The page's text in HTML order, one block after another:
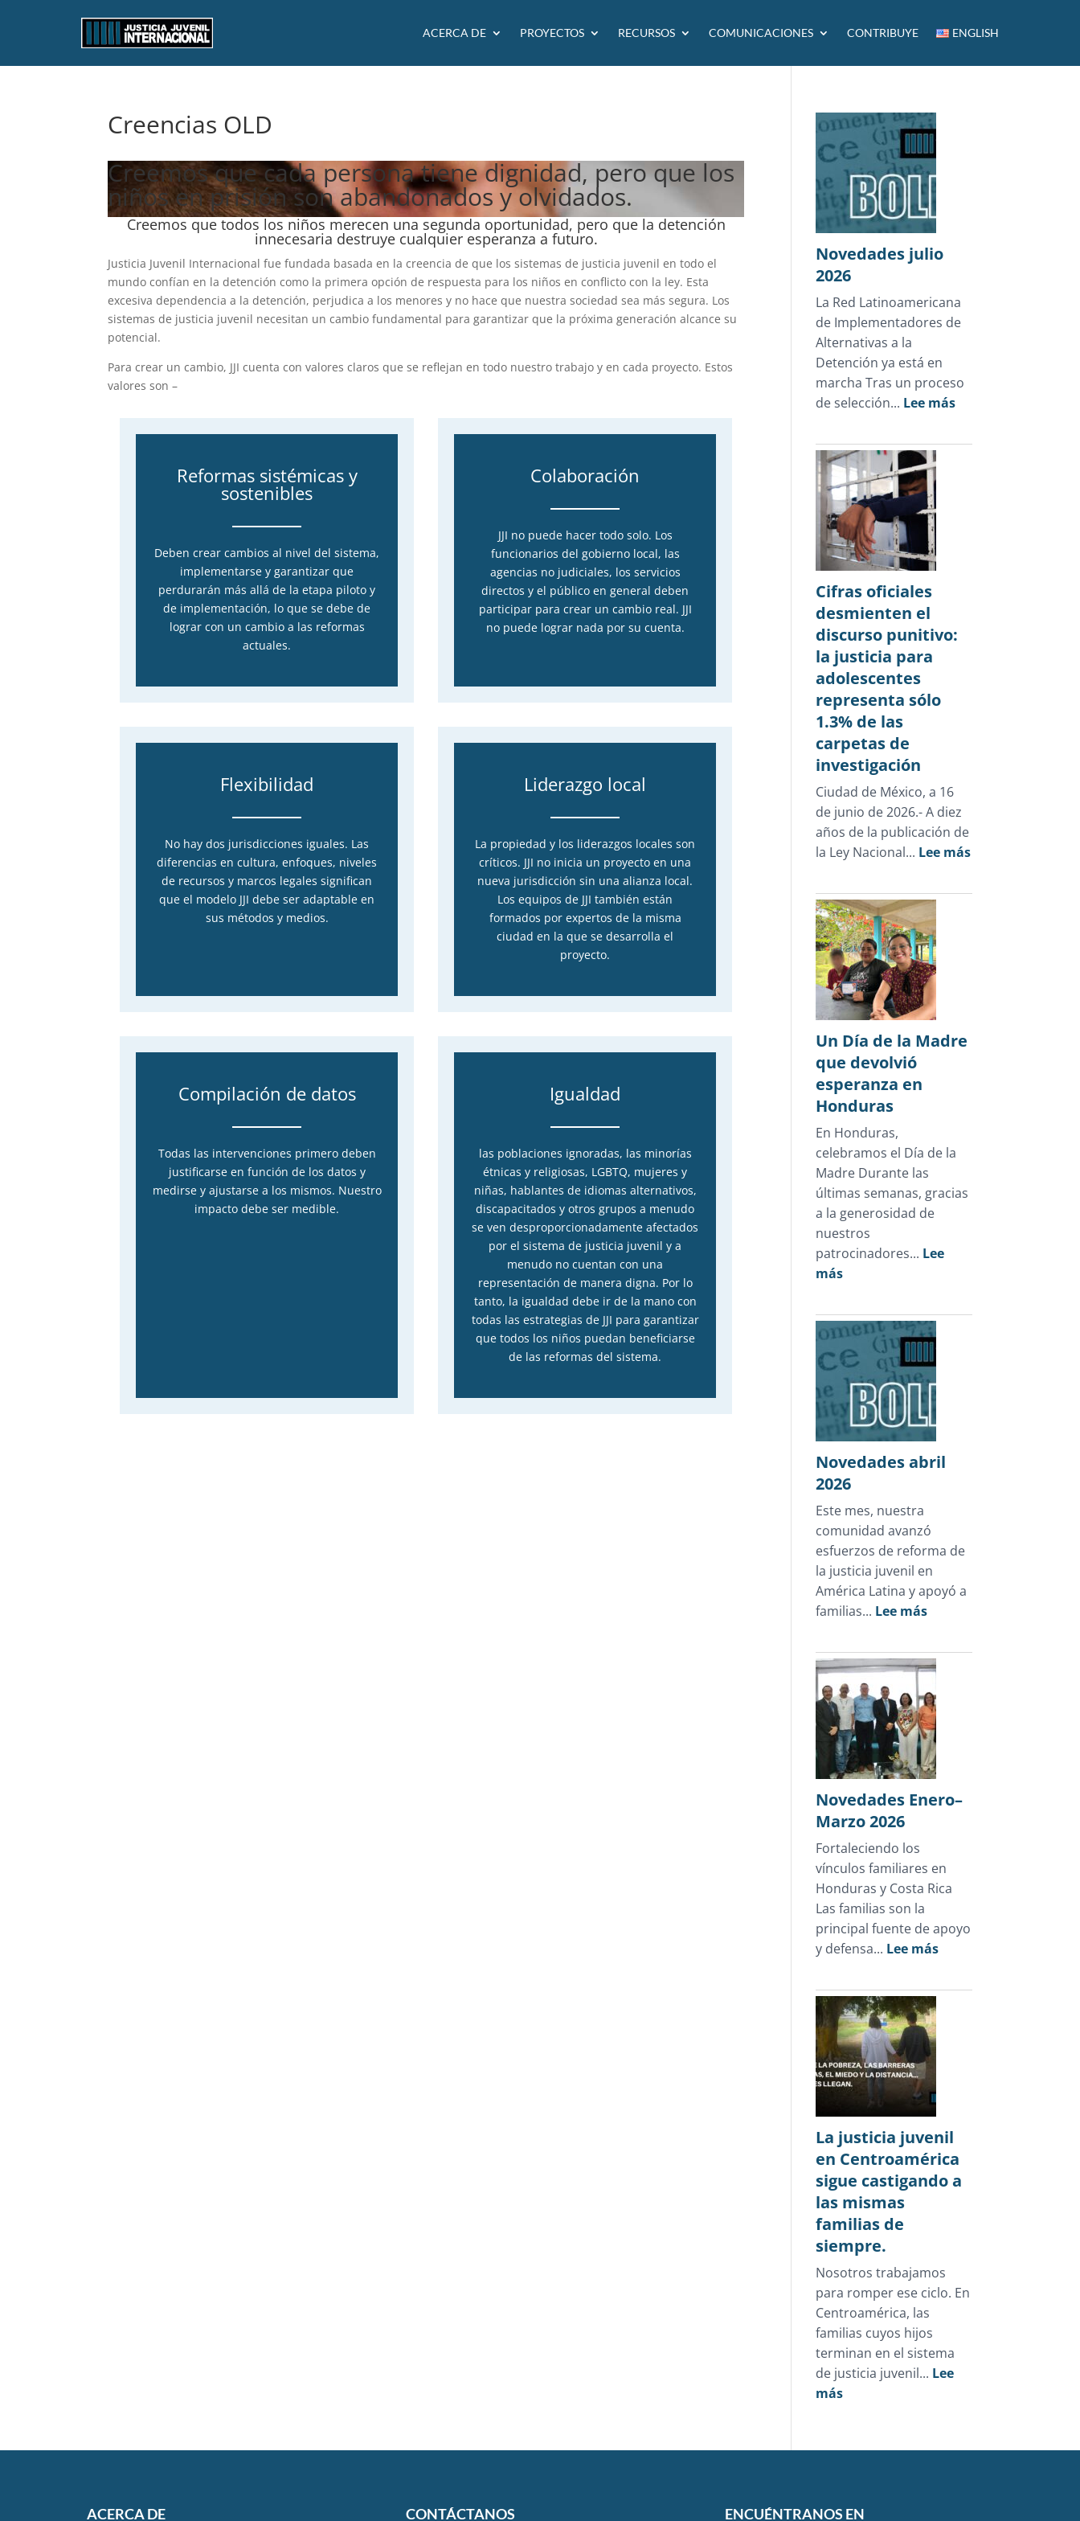
ACERCA DE PROYECTOS RECURSOS COMUNICACIONES CONTRIBUYE ENGLISH
Creencias OLD
Creemos que cada persona tiene dignidad, pero que los
niños en prisión son abandonados y olvidados.
Creemos que todos los niños merecen una segunda oportunidad, pero que la detención
innecesaria destruye cualquier esperanza a futuro.
Justicia Juvenil Internacional fue fundada basada en la creencia de que los sistemas de justicia juvenil en todo el
mundo confían en la detención como la primera opción de respuesta para los niños en conflicto con la ley. Esta
excesiva dependencia a la detención, perjudica a los menores y no hace que nuestra sociedad sea más segura. Los
sistemas de justicia juvenil necesitan un cambio fundamental para garantizar que la próxima generación alcance su
potencial.
Para crear un cambio, JJI cuenta con valores claros que se reflejan en todo nuestro trabajo y en cada proyecto. Estos
valores son –
Reformas sistémicas y
sostenibles
Deben crear cambios al nivel del sistema,
implementarse y garantizar que
perdurarán más allá de la etapa piloto y
de implementación, lo que se debe de
lograr con un cambio a las reformas
actuales.
Colaboración
JJI no puede hacer todo solo. Los
funcionarios del gobierno local, las
agencias no judiciales, los servicios
directos y el público en general deben
participar para crear un cambio real. JJI
no puede lograr nada por su cuenta.
Flexibilidad
No hay dos jurisdicciones iguales. Las
diferencias en cultura, enfoques, niveles
de recursos y marcos legales significan
que el modelo JJI debe ser adaptable en
sus métodos y medios.
Liderazgo local
La propiedad y los liderazgos locales son
críticos. JJI no inicia un proyecto en una
nueva jurisdicción sin una alianza local.
Los equipos de JJI también están
formados por expertos de la misma
ciudad en la que se desarrolla el
proyecto.
Compilación de datos
Todas las intervenciones primero deben
justificarse en función de los datos y
medirse y ajustarse a los mismos. Nuestro
impacto debe ser medible.
Igualdad
las poblaciones ignoradas, las minorías
étnicas y religiosas, LGBTQ, mujeres y
niñas, hablantes de idiomas alternativos,
discapacitados y otros grupos a menudo
se ven desproporcionadamente afectados
por el sistema de justicia juvenil y a
menudo no cuentan con una
representación de manera digna. Por lo
tanto, la igualdad debe ir de la mano con
todas las estrategias de JJI para garantizar
que todos los niños puedan beneficiarse
de las reformas del sistema.
Novedades julio
2026
La Red Latinoamericana
de Implementadores de
Alternativas a la
Detención ya está en
marcha Tras un proceso
de selección... Lee más:
julio
Cifras oficiales
desmienten el
discurso punitivo:
la justicia para
adolescentes
representa sólo
1.3% de las
carpetas de
investigación
Ciudad de México, a 16
de junio de 2026.- A diez
años de la publicación de
la Ley Nacional... Lee más:
oficiales
Un Día de la Madre
que devolvió
esperanza en
Honduras
En Honduras,
celebramos el Día de la
Madre Durante las
últimas semanas, gracias
a la generosidad de
nuestros
patrocinadores... Lee
más:
Día
de
la
Madre
que
devolvió
esperanza
Honduras
Novedades abril
2026
Este mes, nuestra
comunidad avanzó
esfuerzos de reforma de
la justicia juvenil en
América Latina y apoyó a
familias... Lee más:
abril
2026
Novedades Enero–
Marzo 2026
Fortaleciendo los
vínculos familiares en
Honduras y Costa Rica
Las familias son la
principal fuente de apoyo
y defensa... Lee más:
Enero–
La justicia juvenil
en Centroamérica
sigue castigando a
las mismas
familias de
siempre.
Nosotros trabajamos
para romper ese ciclo. En
Centroamérica, las
familias cuyos hijos
terminan en el sistema
de justicia juvenil... Lee
más:
juvenil
sigue
ACERCA DE CONTÁCTANOS ENCUÉNTRANOS EN